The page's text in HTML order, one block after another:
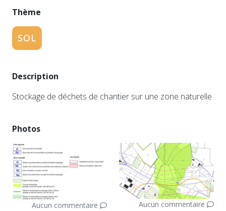
Thème
SOL
Description
Stockage de déchets de chantier sur une zone naturelle
Photos
Aucun commentaire Aucun commentaire